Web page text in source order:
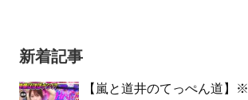
新着記事
【嵐と道井のてっぺん道】※